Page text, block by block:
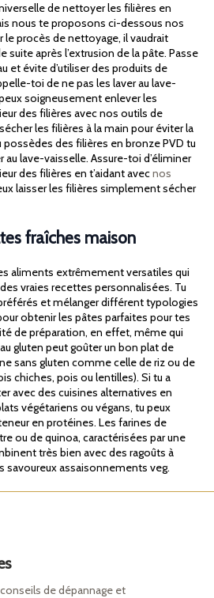
de nettoyer les filières en
nous te proposons ci-dessous nos
procès de nettoyage, il vaudrait
après l’extrusion de la pâte. Passe
et évite d’utiliser des produits de
toi de ne pas les laver au lave-
soigneusement enlever les
des filières avec nos outils de
les filières à la main pour éviter la
des filières en bronze PVD tu
au lave-vaisselle. Assure-toi d’éliminer
des filières en t’aidant avecnos
laisser les filières simplement sécher
fraîches maison
aliments extrêmement versatiles qui
vraies recettes personnalisées. Tu
et mélanger différent typologies
obtenir les pâtes parfaites pour tes
de préparation, en effet, même qui
gluten peut goûter un bon plat de
sans gluten comme celle de riz ou de
chiches, pois ou lentilles). Si tu a
avec des cuisines alternatives en
végétariens ou végans, tu peux
en protéines. Les farines de
ou de quinoa, caractérisées par une
très bien avec des ragoûts à
savoureux assaisonnements veg.
de dépannage et